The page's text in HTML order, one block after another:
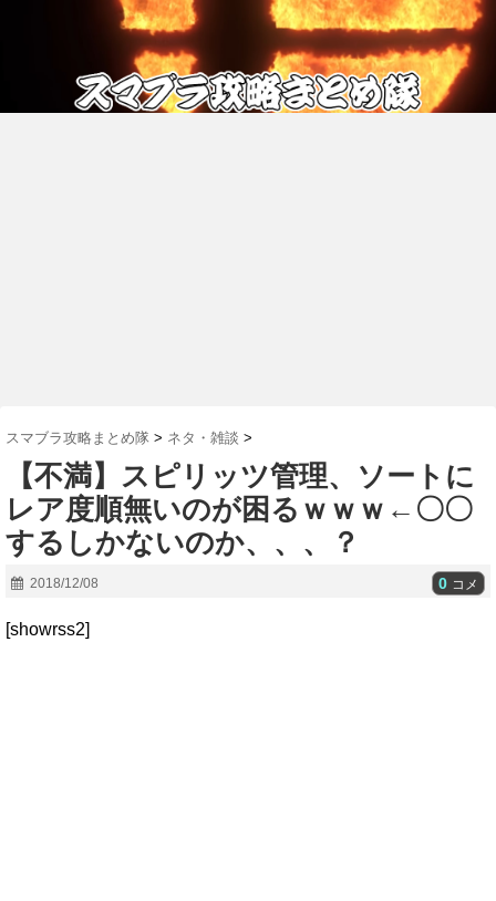
スマブラ攻略まとめ隊 > ネタ・雑談 >
【不満】スピリッツ管理、ソートに
レア度順無いのが困るｗｗｗ←〇〇
するしかないのか、、、？
2018/12/08 0 コメ
[showrss2]